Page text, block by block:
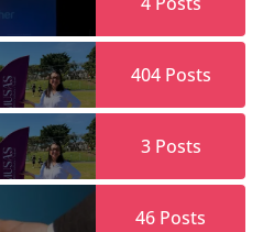
404Posts
3Posts
46 Posts